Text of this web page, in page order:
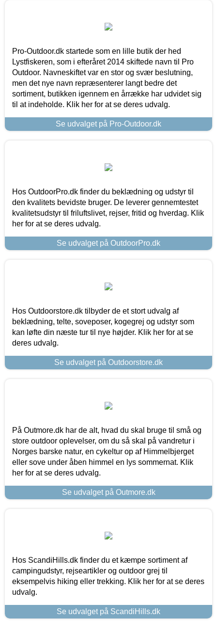
Pro-Outdoor.dk startede som en lille butik der hed
Lystfiskeren, som i efteråret 2014 skiftede navn til Pro
Outdoor. Navneskiftet var en stor og svær beslutning,
men det nye navn repræsenterer langt bedre det
sortiment, butikken igennem en årrække har udvidet sig
til at indeholde. Klik her for at se deres udvalg.
Se udvalget på Pro-Outdoor.dk
Hos OutdoorPro.dk finder du beklædning og udstyr til
den kvalitets bevidste bruger. De leverer gennemtestet
kvalitetsudstyr til friluftslivet, rejser, fritid og hverdag. Klik
her for at se deres udvalg.
Se udvalget på OutdoorPro.dk
Hos Outdoorstore.dk tilbyder de et stort udvalg af
beklædning, telte, soveposer, kogegrej og udstyr som
kan løfte din næste tur til nye højder. Klik her for at se
deres udvalg.
Se udvalget på Outdoorstore.dk
På Outmore.dk har de alt, hvad du skal bruge til små og
store outdoor oplevelser, om du så skal på vandretur i
Norges barske natur, en cykeltur op af Himmelbjerget
eller sove under åben himmel en lys sommernat. Klik
her for at se deres udvalg.
Se udvalget på Outmore.dk
Hos ScandiHills.dk finder du et kæmpe sortiment af
campingudstyr, rejseartikler og outdoor grej til
eksempelvis hiking eller trekking. Klik her for at se deres
udvalg.
Se udvalget på ScandiHills.dk